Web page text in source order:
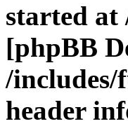
started at
[phpBB
/includes/
header